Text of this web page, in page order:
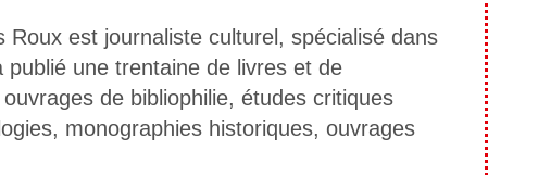
est journaliste culturel, spécialisé dans
publié une trentaine de livres et de
de bibliophilie, études critiques
monographies historiques, ouvrages